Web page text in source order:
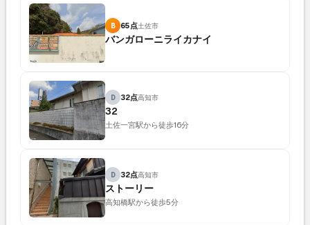
B 65点土佐市
バンガローニライカナイ
D 32点高知市
32
土佐一宮駅から徒歩16分
D 32点高知市
ストーリー
高知橋駅から徒歩5分